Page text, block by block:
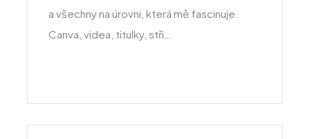
a všechny na úrovni, která mě fascinuje.
Canva, videa, titulky, stři…